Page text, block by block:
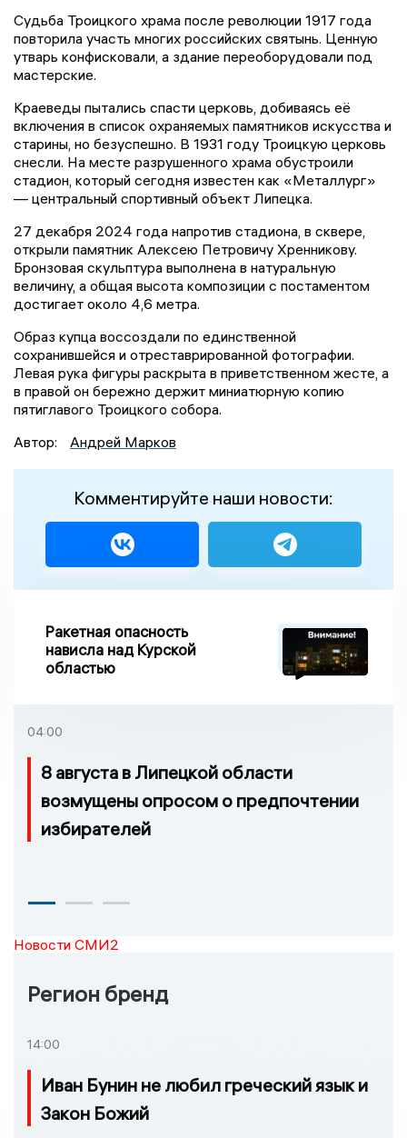
Судьба Троицкого храма после революции 1917 года
повторила участь многих российских святынь. Ценную
утварь конфисковали, а здание переоборудовали под
мастерские.
Краеведы пытались спасти церковь, добиваясь её
включения в список охраняемых памятников искусства и
старины, но безуспешно. В 1931 году Троицкую церковь
снесли. На месте разрушенного храма обустроили
стадион, который сегодня известен как «Металлург»
— центральный спортивный объект Липецка.
27 декабря 2024 года напротив стадиона, в сквере,
открыли памятник Алексею Петровичу Хренникову.
Бронзовая скульптура выполнена в натуральную
величину, а общая высота композиции с постаментом
достигает около 4,6 метра.
Образ купца воссоздали по единственной
сохранившейся и отреставрированной фотографии.
Левая рука фигуры раскрыта в приветственном жесте, а
в правой он бережно держит миниатюрную копию
пятиглавого Троицкого собора.
Автор:
Андрей Марков
Комментируйте наши новости:
Ракетная опасность
нависла над Курской
областью
04:00
8 августа в Липецкой области
возмущены опросом о предпочтении
избирателей
Новости СМИ2
Регион бренд
14:00
Иван Бунин не любил греческий язык и
Закон Божий